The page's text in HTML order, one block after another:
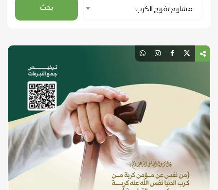
Category
مشاريع تفريج الكرب بحث